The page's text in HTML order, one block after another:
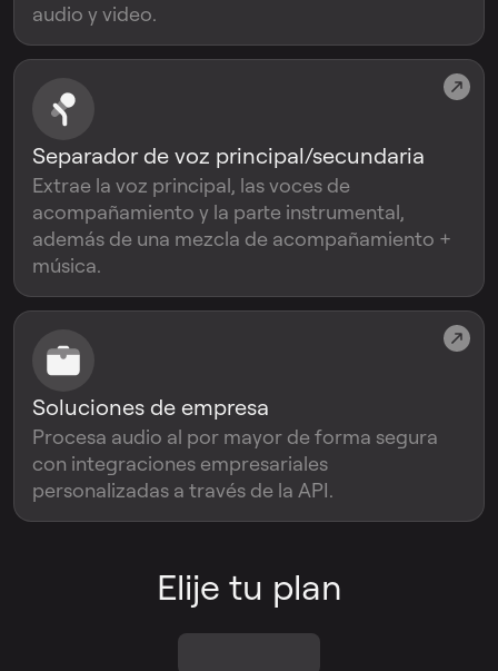
audio y video.
Soluciones de empresa
Procesa audio al por mayor de forma segura
con integraciones empresariales
personalizadas a través de la API.
Separador de voz principal/secundaria
Extrae la voz principal, las voces de
acompañamiento y la parte instrumental,
además de una mezcla de acompañamiento +
música.
Elije tu plan